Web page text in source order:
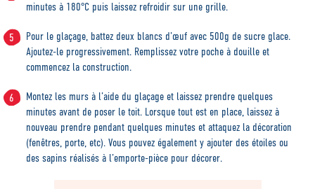
minutes à 180°C puis laissez refroidir sur une grille.
Pour le glaçage, battez deux blancs d’œuf avec 500g de sucre glace.
Ajoutez-le progressivement. Remplissez votre poche à douille et
commencez la construction.
Montez les murs à l’aide du glaçage et laissez prendre quelques
minutes avant de poser le toit. Lorsque tout est en place, laissez à
nouveau prendre pendant quelques minutes et attaquez la décoration
(fenêtres, porte, etc). Vous pouvez également y ajouter des étoiles ou
des sapins réalisés à l’emporte-pièce pour décorer.